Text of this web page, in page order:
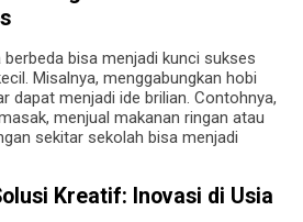
bisa menjadi kunci sukses
Misalnya, menggabungkan hobi
dapat menjadi ide brilian. Contohnya,
menjual makanan ringan atau
sekitar sekolah bisa menjadi
Kreatif: Inovasi di Usia